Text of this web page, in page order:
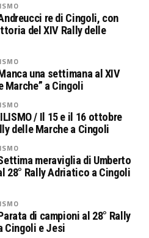
re di Cingoli, con
del XIV Rally delle
una settimana al XIV
Marche” a Cingoli
/ Il 15 e il 16 ottobre
delle Marche a Cingoli
meraviglia di Umberto
28° Rally Adriatico a Cingoli
di campioni al 28° Rally
Cingoli e Jesi